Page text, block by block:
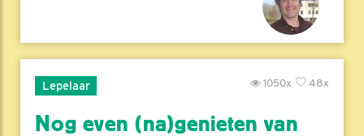
Lepelaar 48x
1050x
Nog even (na)genieten van